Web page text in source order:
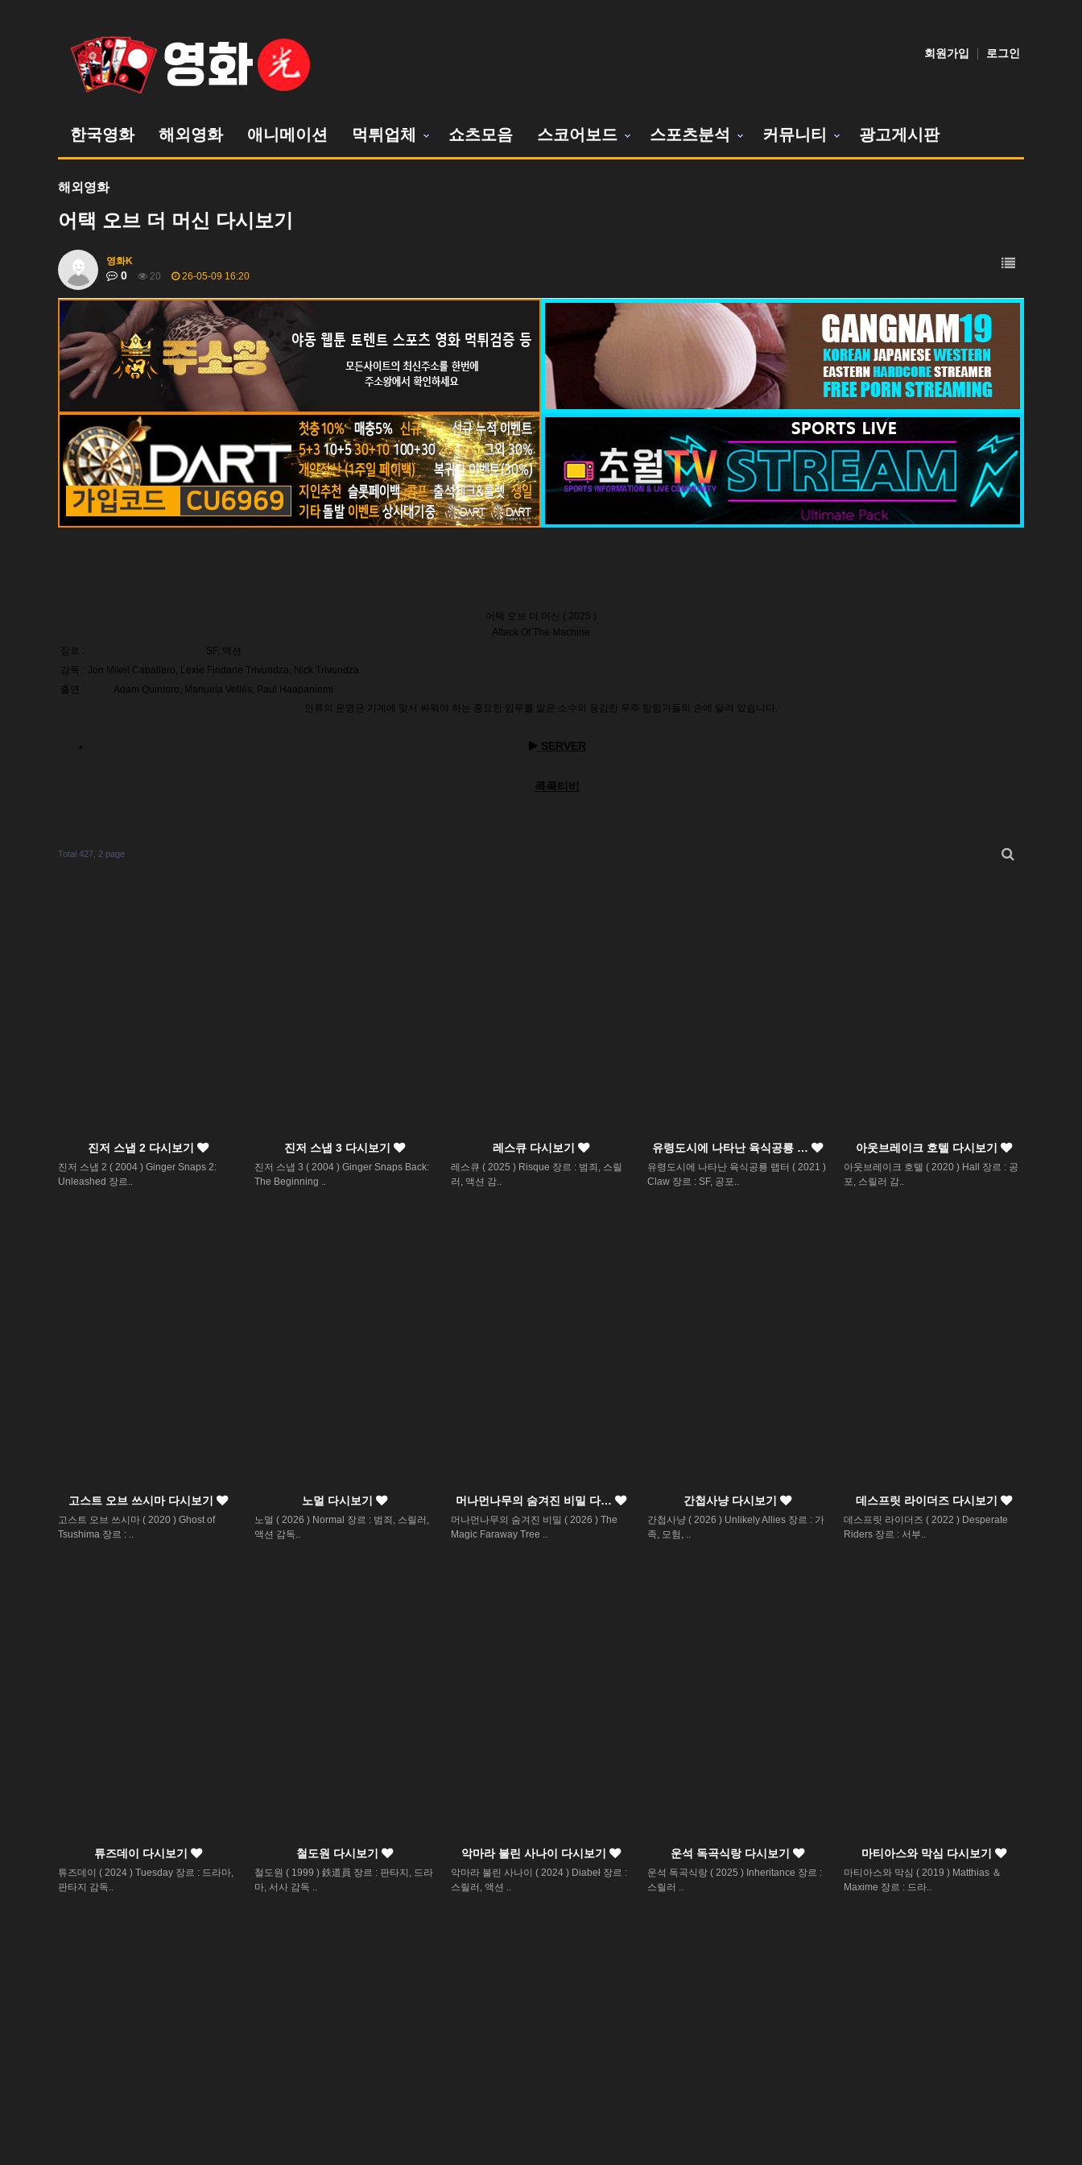
회원가입 로그인
한국영화 해외영화 애니메이션 먹튀업체 쇼츠모음 스코어보드 스포츠분석 커뮤니티
하위분류
광고게시판
해외영화
어택 오브 더 머신 다시보기
영화K
0 20 26-05-09 16:20
초
월
티
비
구
월
티
비
초
월
19
어택 오브 더 머신 ( 2025 )
Attack Of The Machine
장르 :
SF, 액션
감독 : Jon Mikel Caballero, Lexie Findarle Trivundza, Nick Trivundza
출연 :
Adam Quintero, Manuela Vellés, Paul Haapaniemi
인류의 운명은 기계에 맞서 싸워야 하는 중요한 임무를 맡은 소수의 용감한 우주 탐험가들의 손에 달려 있습니다.
SERVER
콕콕티비
Total 427, 2 page
진저 스냅 2 다시보기
진저 스냅 2 ( 2004 ) Ginger Snaps 2:
Unleashed 장르..
진저 스냅 3 다시보기
진저 스냅 3 ( 2004 ) Ginger Snaps Back:
The Beginning ..
레스큐 다시보기
레스큐 ( 2025 ) Risque 장르 : 범죄, 스릴
러, 액션 감..
유령도시에 나타난 육식공룡 …
유령도시에 나타난 육식공룡 랩터 ( 2021 )
Claw 장르 : SF, 공포..
아웃브레이크 호텔 다시보기
아웃브레이크 호텔 ( 2020 ) Hall 장르 : 공
포, 스릴러 감..
고스트 오브 쓰시마 다시보기
고스트 오브 쓰시마 ( 2020 ) Ghost of
Tsushima 장르 : ..
노멀 다시보기
노멀 ( 2026 ) Normal 장르 : 범죄, 스릴러,
액션 감독..
머나먼나무의 숨겨진 비밀 다…
머나먼나무의 숨겨진 비밀 ( 2026 ) The
Magic Faraway Tree ..
간첩사냥 다시보기
간첩사냥 ( 2026 ) Unlikely Allies 장르 : 가
족, 모험, ..
데스프릿 라이더즈 다시보기
데스프릿 라이더즈 ( 2022 ) Desperate
Riders 장르 : 서부..
튜즈데이 다시보기
튜즈데이 ( 2024 ) Tuesday 장르 : 드라마,
판타지 감독..
철도원 다시보기
철도원 ( 1999 ) 鉄道員 장르 : 판타지, 드라
마, 서사 감독 ..
악마라 불린 사나이 다시보기
악마라 불린 사나이 ( 2024 ) Diabeł 장르 :
스릴러, 액션 ..
운석 독곡식랑 다시보기
운석 독곡식랑 ( 2025 ) Inheritance 장르 :
스릴러 ..
마티아스와 막심 다시보기
마티아스와 막심 ( 2019 ) Matthias ＆
Maxime 장르 : 드라..